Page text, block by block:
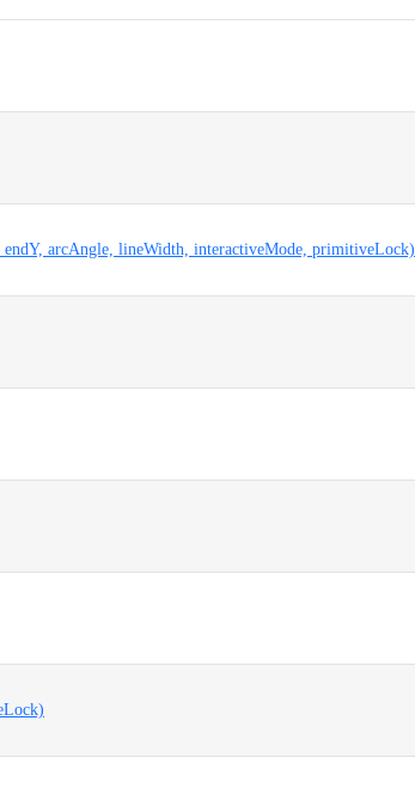
endY, arcAngle, lineWidth, interactiveMode, primitiveLock)